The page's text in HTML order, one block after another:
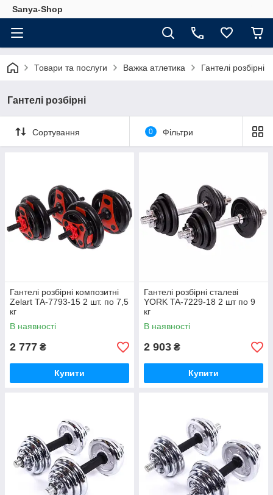
Sanya-Shop
Товари та послуги Важка атлетика Гантелі розбірні
Гантелі розбірні
Сортування 0 Фільтри
Гантелі розбірні композитні
Zelart TA-7793-15 2 шт. по 7,5
кг
В наявності
2 777 ₴
Купити
Гантелі розбірні сталеві
YORK TA-7229-18 2 шт по 9
кг
В наявності
2 903 ₴
Купити